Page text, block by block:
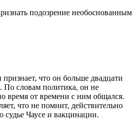
подозрение необоснованным
что он больше двадцати
По словам политика, он не
время от времени с ним общался.
что не помнит, действительно
судье Чаусе и вакцинации.